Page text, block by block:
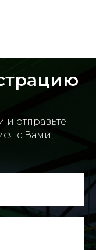
и отправьте
с Вами,